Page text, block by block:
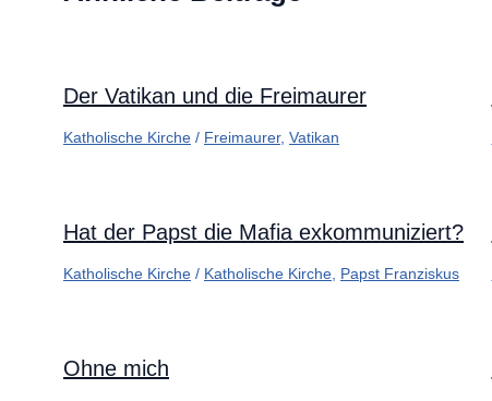
Der Vatikan und die Freimaurer
Katholische Kirche / Freimaurer, Vatikan
Hat der Papst die Mafia exkommuniziert?
Katholische Kirche / Katholische Kirche Papst Franziskus
Ohne mich